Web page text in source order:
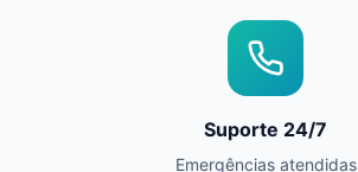
Suporte 24/7
Emergências atendidas